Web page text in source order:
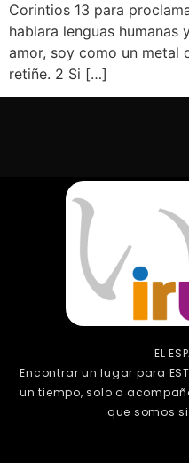
Corintios 13 para
hablara lenguas humanas
amor, soy como un metal
retiñe. 2 Si […]
EL
Encontrar un lugar para
un tiempo, solo o
que somos